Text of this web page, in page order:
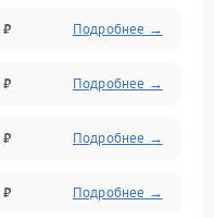
₽ Подробнее →
₽ Подробнее →
₽ Подробнее →
₽ Подробнее →